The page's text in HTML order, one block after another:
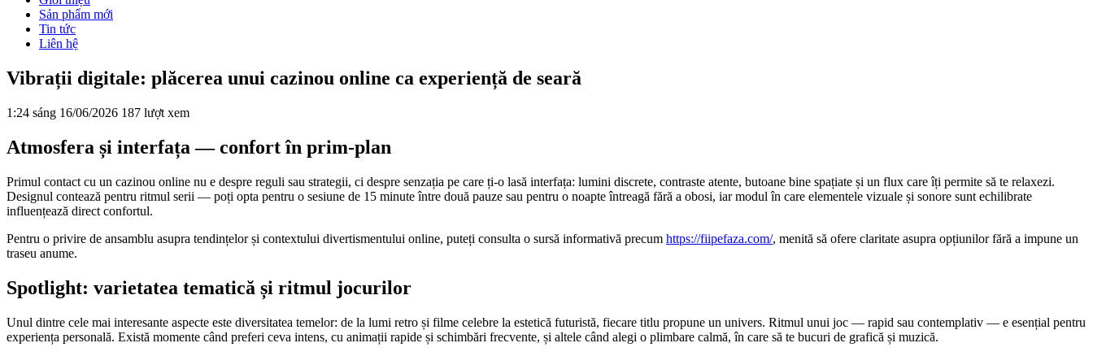
Sản phẩm mới
Tin tức
Liên hệ
Vibrații digitale: plăcerea unui cazinou online ca experiență de seară
1:24 sáng 16/06/2026 187 lượt xem
Atmosfera și interfața — confort în prim-plan
Primul contact cu un cazinou online nu e despre reguli sau strategii, ci despre senzația pe care ți-o lasă interfața: lumini discrete, contraste atente, butoane bine spațiate și un flux care îți permite să te relaxezi.
Designul contează pentru ritmul serii — poți opta pentru o sesiune de 15 minute între două pauze sau pentru o noapte întreagă fără a obosi, iar modul în care elementele vizuale și sonore sunt echilibrate
influențează direct confortul.
Pentru o privire de ansamblu asupra tendințelor și contextului divertismentului online, puteți consulta o sursă informativă precum https://fiipefaza.com/, menită să ofere claritate asupra opțiunilor fără a impune un
traseu anume.
Spotlight: varietatea tematică și ritmul jocurilor
Unul dintre cele mai interesante aspecte este diversitatea temelor: de la lumi retro și filme celebre la estetică futuristă, fiecare titlu propune un univers. Ritmul unui joc — rapid sau contemplativ — e esențial pentru
experiența personală. Există momente când preferi ceva intens, cu animații rapide și schimbări frecvente, și altele când alegi o plimbare calmă, în care să te bucuri de grafică și muzică.